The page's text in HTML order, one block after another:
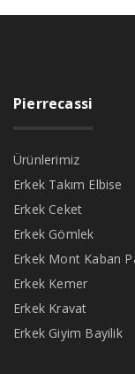
Pierrecassi
Ürünlerimiz
Erkek Takım Elbise
Erkek Ceket
Erkek Gömlek
Erkek Mont Kaban
Erkek Kemer
Erkek Kravat
Erkek Giyim Bayilik